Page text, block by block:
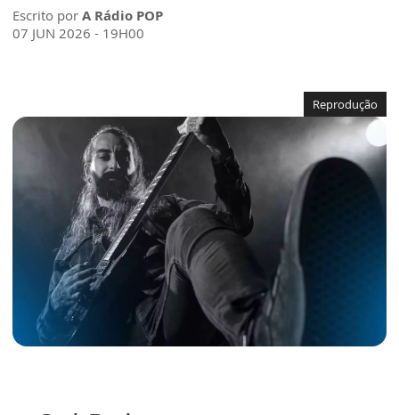
Escrito por A Rádio POP
07 JUN 2026 - 19H00
Reprodução